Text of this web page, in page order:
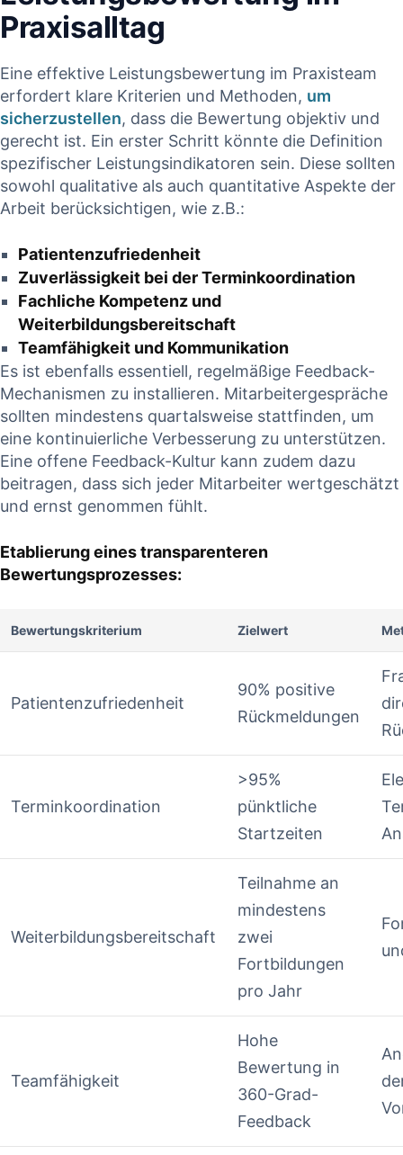
Praxisalltag
Eine effektive Leistungsbewertung im Praxisteam
erfordert klare Kriterien und Methoden, um‍
sicherzustellen, dass die Bewertung objektiv und
gerecht‍ ist.​ Ein erster ‌Schritt könnte die Definition⁤
spezifischer Leistungsindikatoren sein. Diese⁣ sollten
‌sowohl qualitative als auch quantitative Aspekte der
Arbeit berücksichtigen, wie‍ z.B.:
Patientenzufriedenheit
Zuverlässigkeit bei der Terminkoordination
Fachliche Kompetenz und
Weiterbildungsbereitschaft
Teamfähigkeit und Kommunikation
Es ist ebenfalls essentiell, regelmäßige⁢ Feedback-
Mechanismen zu installieren. ‌Mitarbeitergespräche
⁢sollten mindestens quartalsweise stattfinden, um
eine kontinuierliche Verbesserung zu unterstützen.‍
Eine ⁤offene‍ Feedback-Kultur⁢ kann‍ zudem ⁣dazu
beitragen, dass ​sich jeder Mitarbeiter wertgeschätzt
und ernst genommen fühlt.
Etablierung eines transparenteren
Bewertungsprozesses:
Bewertungskriterium Zielwert
Patientenzufriedenheit
90% positive
Rückmeldungen
Terminkoordination
>95%
pünktliche⁢
Startzeiten
Weiterbildungsbereitschaft
Teilnahme an
mindestens
zwei
Fortbildungen
‍pro Jahr
Teamfähigkeit
Hohe
Bewertung in
⁢360-Grad-
Feedback